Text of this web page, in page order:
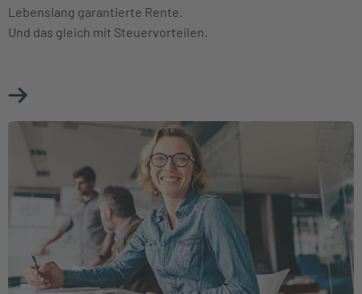
Lebenslang garantierte Rente.
Und das gleich mit Steuervorteilen.
Mehr über Basisrente (Rürup) erfahren
Weiter zu Basisinformationsblätter & Fondsinformationen